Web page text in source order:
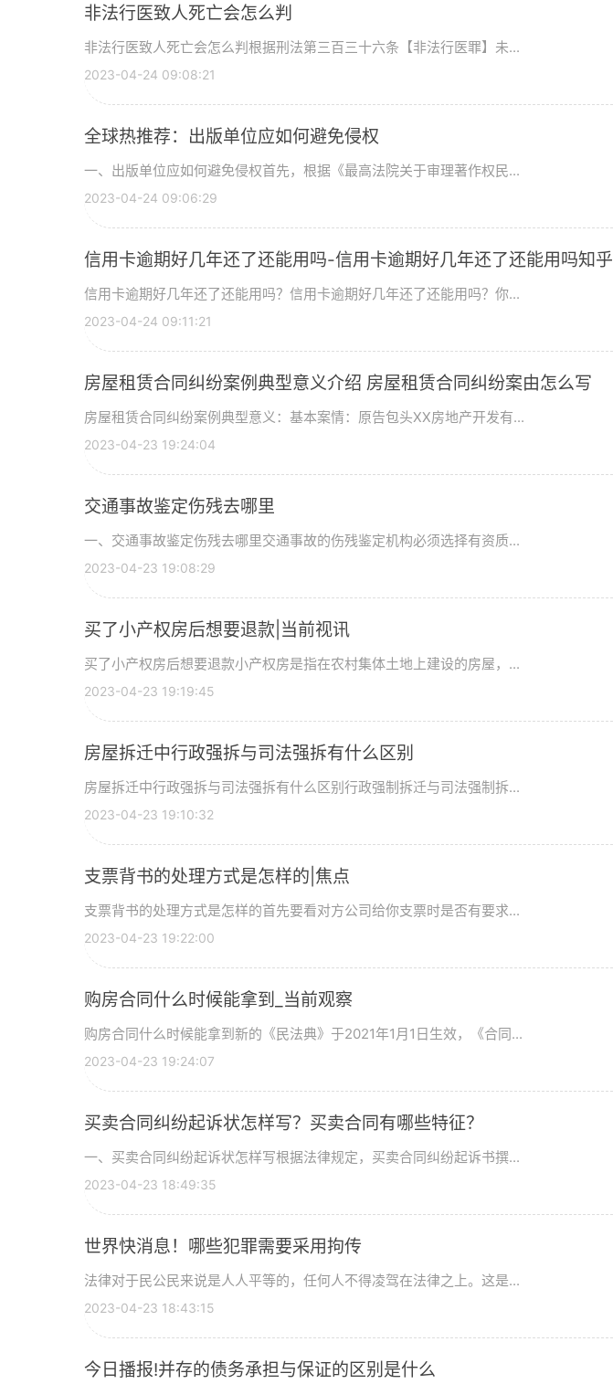
非法行医致人死亡会怎么判
非法行医致人死亡会怎么判根据刑法第三百三十六条【非法行医罪】未...
2023-04-24 09:08:21
全球热推荐：出版单位应如何避免侵权
一、出版单位应如何避免侵权首先，根据《最高法院关于审理著作权民...
2023-04-24 09:06:29
信用卡逾期好几年还了还能用吗-信用卡逾期好几年还了还能用吗知乎
信用卡逾期好几年还了还能用吗？信用卡逾期好几年还了还能用吗？你...
2023-04-24 09:11:21
房屋租赁合同纠纷案例典型意义介绍 房屋租赁合同纠纷案由怎么写
房屋租赁合同纠纷案例典型意义：基本案情：原告包头XX房地产开发有...
2023-04-23 19:24:04
交通事故鉴定伤残去哪里
一、交通事故鉴定伤残去哪里交通事故的伤残鉴定机构必须选择有资质...
2023-04-23 19:08:29
买了小产权房后想要退款|当前视讯
买了小产权房后想要退款小产权房是指在农村集体土地上建设的房屋，...
2023-04-23 19:19:45
房屋拆迁中行政强拆与司法强拆有什么区别
房屋拆迁中行政强拆与司法强拆有什么区别行政强制拆迁与司法强制拆...
2023-04-23 19:10:32
支票背书的处理方式是怎样的|焦点
支票背书的处理方式是怎样的首先要看对方公司给你支票时是否有要求...
2023-04-23 19:22:00
购房合同什么时候能拿到_当前观察
购房合同什么时候能拿到新的《民法典》于2021年1月1日生效，《合同...
2023-04-23 19:24:07
买卖合同纠纷起诉状怎样写？买卖合同有哪些特征？
一、买卖合同纠纷起诉状怎样写根据法律规定，买卖合同纠纷起诉书撰...
2023-04-23 18:49:35
世界快消息！哪些犯罪需要采用拘传
法律对于民公民来说是人人平等的，任何人不得凌驾在法律之上。这是...
2023-04-23 18:43:15
今日播报!并存的债务承担与保证的区别是什么